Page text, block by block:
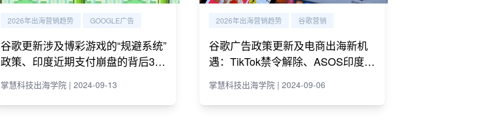
2026年出海营销趋势 GOOGLE广告
谷歌更新涉及博彩游戏的“规避系统”
政策、印度近期支付崩盘的背后3大
掌慧科技出海学院 | 2024-09-13
2026年出海营销趋势 谷歌营销
谷歌广告政策更新及电商出海新机
遇：TikTok禁令解除、ASOS印度扩
掌慧科技出海学院 | 2024-09-06